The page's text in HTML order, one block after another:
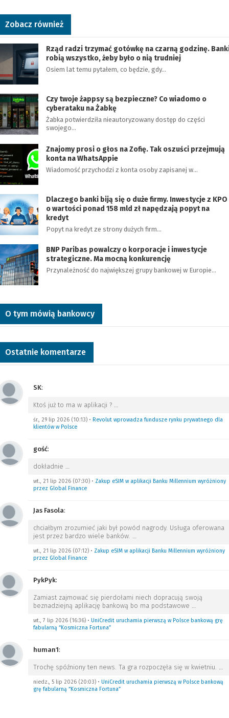
Zobacz również
Rząd radzi trzymać gotówkę na czarną godzinę.
robią wszystko, żeby było o nią trudniej
Osiem lat temu pytałem, co będzie, gdy…
Czy twoje żappsy są bezpieczne? Co wiadomo o
cyberataku na Żabkę
Żabka potwierdziła nieautoryzowany dostęp do części
swojego…
Znajomy prosi o głos na Zofię. Tak oszuści przejmują
konta na WhatsAppie
Wiadomość przychodzi z konta osoby zapisanej w…
Dlaczego banki biją się o duże firmy. Inwestycje z KPO
o wartości ponad 158 mld zł napędzają popyt na
kredyt
Popyt na kredyt ze strony dużych firm…
BNP Paribas powalczy o korporacje i inwestycje
strategiczne. Ma mocną konkurencję
Przynależność do największej grupy bankowej w Europie…
O tym mówią bankowcy
Ostatnie komentarze
SK:
Ktoś już to ma w aplikacji ? …
śr., 29 lip 2026 (10:13) • Revolut wprowadza fundusze rynku prywatnego dla
klientów w Polsce
gość:
dokładnie …
wt., 21 lip 2026 (07:30) • Zakup eSIM w aplikacji Banku Millennium wyróżniony
przez Global Finance
Jas Fasola:
chciałbym zrozumieć jaki był powód nagrody. Usługa oferowana
jest przez bardzo wiele banków. …
wt., 21 lip 2026 (07:12) • Zakup eSIM w aplikacji Banku Millennium wyróżniony
przez Global Finance
PykPyk:
Zamiast zajmować się pierdołami niech dopracują swoją
beznadziejną aplikację bankową bo ma podstawowe …
wt., 7 lip 2026 (16:36) • UniCredit uruchamia pierwszą w Polsce bankową grę
fabularną “Kosmiczna Fortuna”
human1:
Trochę spóźniony ten news. Ta gra rozpoczęła się w kwietniu. …
niedz., 5 lip 2026 (20:03) • UniCredit uruchamia pierwszą w Polsce bankową
grę fabularną “Kosmiczna Fortuna”